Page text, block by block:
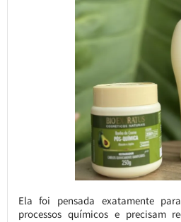
Ela foi pensada exatamente
processos químicos e precisam